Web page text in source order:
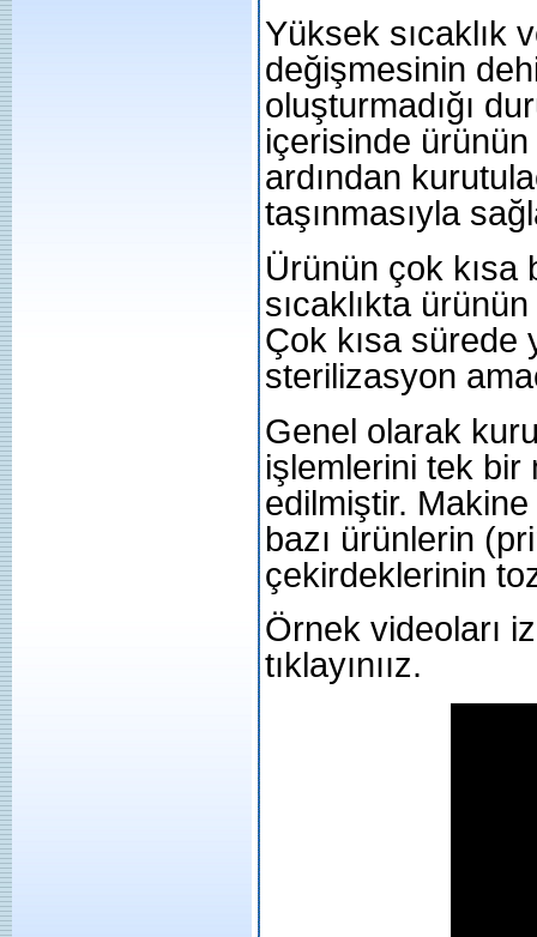
Yüksek sıcaklık
değişmesinin
oluşturmadığı
içerisinde
ardından
taşınmasıyla
Ürünün çok
sıcaklıkta
Çok kısa sürede
sterilizasyon
Genel olarak
işlemlerini tek
edilmiştir.
bazı ürünlerin
çekirdeklerinin
Örnek videoları
tıklayınıız.